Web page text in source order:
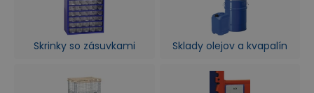
Skrinky so zásuvkami Sklady olejov a kvapalín